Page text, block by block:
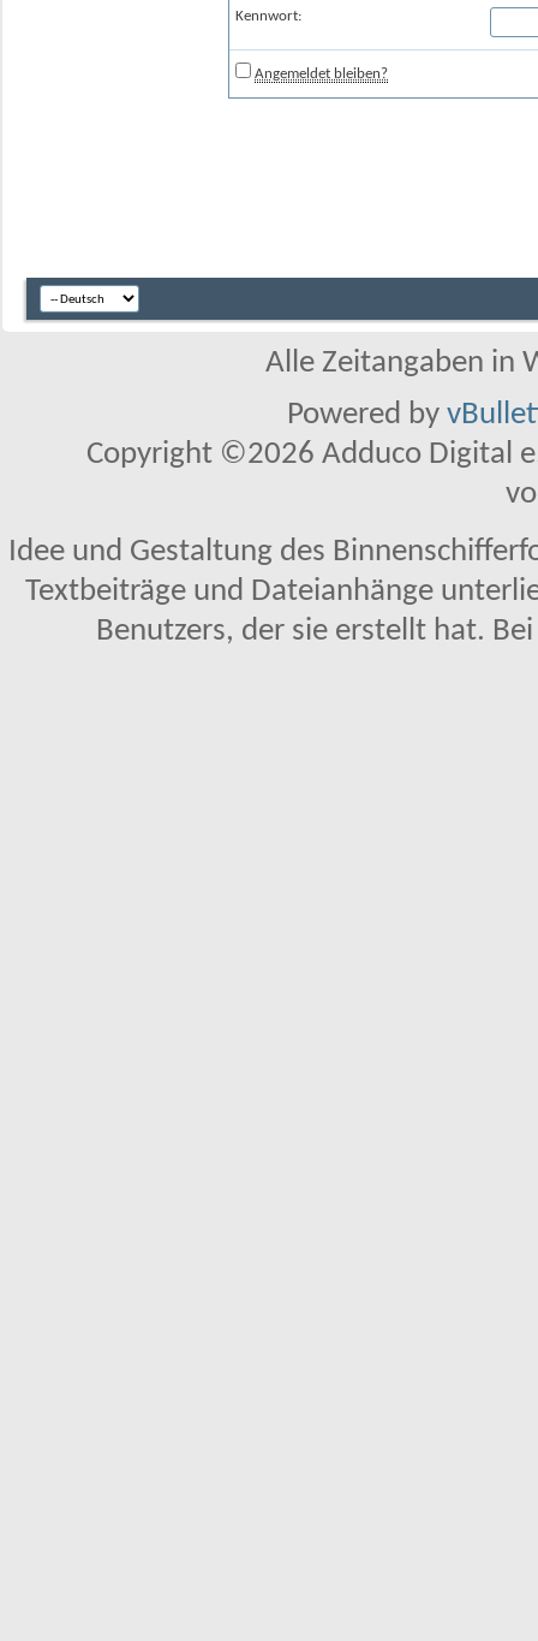
Kennwort:
Angemeldet bleiben?
Alle Zeitangaben in
Powered by
Copyright ©2026 Adduco Digital
Idee und Gestaltung des
Textbeiträge und Dateianhänge
Benutzers, der sie erstellt hat.